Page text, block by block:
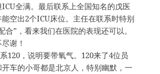
全满。最后联系上全国知名的戊医
空出2个ICU床位。主任在联系时特别
合”，看来我们在医院的表现还可以。
谢！
120，说明要带氧气。120来了4位员
车的小哥都是北京人，特别幽默，一